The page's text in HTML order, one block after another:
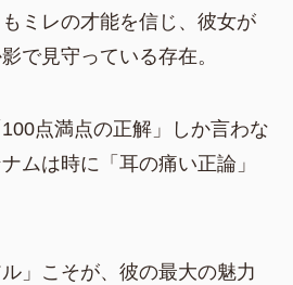
ミレの才能を信じ、彼女が
で見守っている存在。
点満点の正解」しか言わな
ムは時に「耳の痛い正論」
」こそが、彼の最大の魅力